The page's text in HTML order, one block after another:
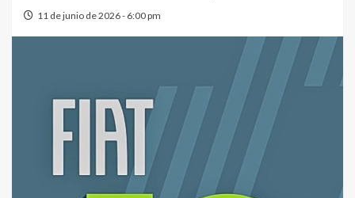
11 de junio de 2026 - 6:00 pm